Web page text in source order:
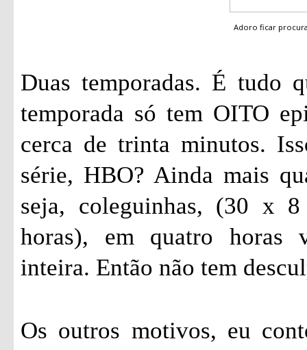
Adoro ficar
Duas temporadas. É tudo
temporada só tem OITO
cerca de trinta minutos.
série, HBO? Ainda mais
seja, coleguinhas, (30 x
horas), em quatro horas
inteira. Então não tem
Os outros motivos, eu